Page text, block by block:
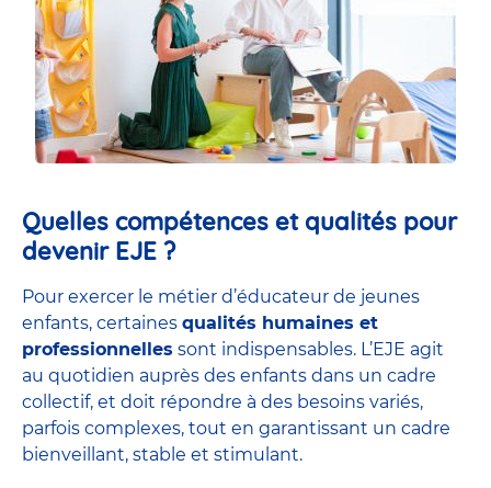
Quelles compétences et qualités pour
devenir EJE ?
Pour exercer le métier d’éducateur de jeunes
enfants, certaines qualités humaines et
professionnelles sont indispensables. L’EJE agit
au quotidien auprès des enfants dans un cadre
collectif, et doit répondre à des besoins variés,
parfois complexes, tout en garantissant un cadre
bienveillant, stable et stimulant.